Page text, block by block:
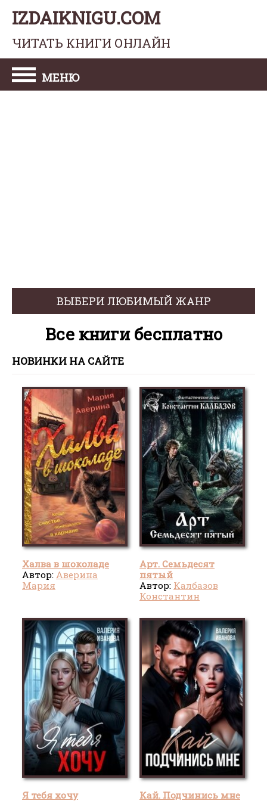
IZDAIKNIGU.COM
ЧИТАТЬ КНИГИ ОНЛАЙН
МЕНЮ
ВЫБЕРИ ЛЮБИМЫЙ ЖАНР
Все книги бесплатно
НОВИНКИ НА САЙТЕ
Халва в шоколаде
Автор: Аверина
Мария
Арт. Семьдесят
пятый
Автор: Калбазов
Константин
Я тебя хочу
Кай. Подчинись мне